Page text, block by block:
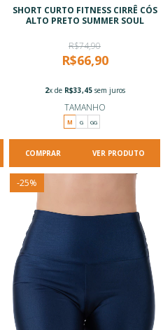
SHORT CURTO FITNESS CIRRÊ CÓS
ALTO PRETO SUMMER SOUL
R$74,90
R$66,90
2x de R$33,45sem juros
TAMANHO
M G GG
VER PRODUTO
-25%